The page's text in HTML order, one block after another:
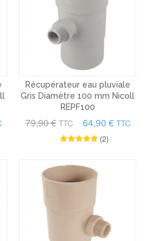
Récupérateur eau pluviale
Gris Diamètre 100 mm Nicoll
REPF100
79,90 € TTC 64,90 € TTC
(2)